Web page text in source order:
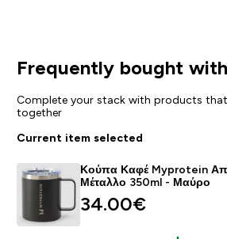
Frequently bought with
Complete your stack with products
together
Current item selected
Κούπα Καφέ Myprotein
Μέταλλο 350ml - Μαύρο
34.00€‎